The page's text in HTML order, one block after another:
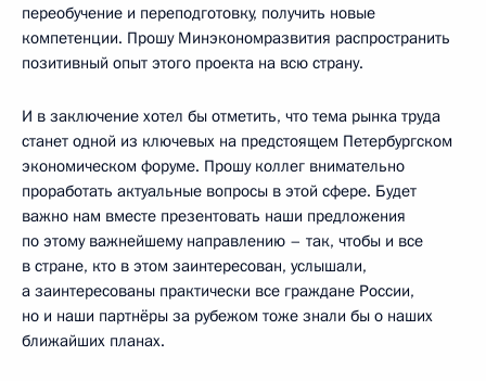
переобучение и переподготовку, получить новые
компетенции. Прошу Минэкономразвития распространить
позитивный опыт этого проекта на всю страну.
И в заключение хотел бы отметить, что тема рынка труда
станет одной из ключевых на предстоящем Петербургском
экономическом форуме. Прошу коллег внимательно
проработать актуальные вопросы в этой сфере. Будет
важно нам вместе презентовать наши предложения
по этому важнейшему направлению – так, чтобы и все
в стране, кто в этом заинтересован, услышали,
а заинтересованы практически все граждане России,
но и наши партнёры за рубежом тоже знали бы о наших
ближайших планах.